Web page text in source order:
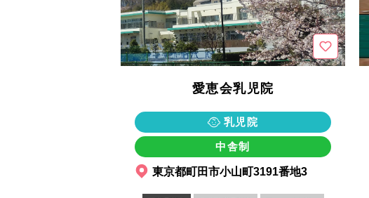
愛恵会乳児院
乳児院
中舎制
東京都町田市小山町3191番地3